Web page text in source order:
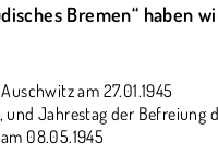
Bremen“ haben
am 27.01.1945
Jahrestag der Befreiung
08.05.1945